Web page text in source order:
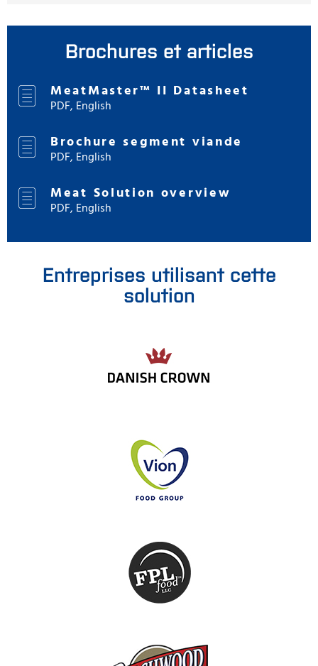
Brochures et articles
MeatMaster™ II Datasheet
PDF, English
Brochure segment viande
PDF, English
Meat Solution overview
PDF, English
Entreprises utilisant cette
solution